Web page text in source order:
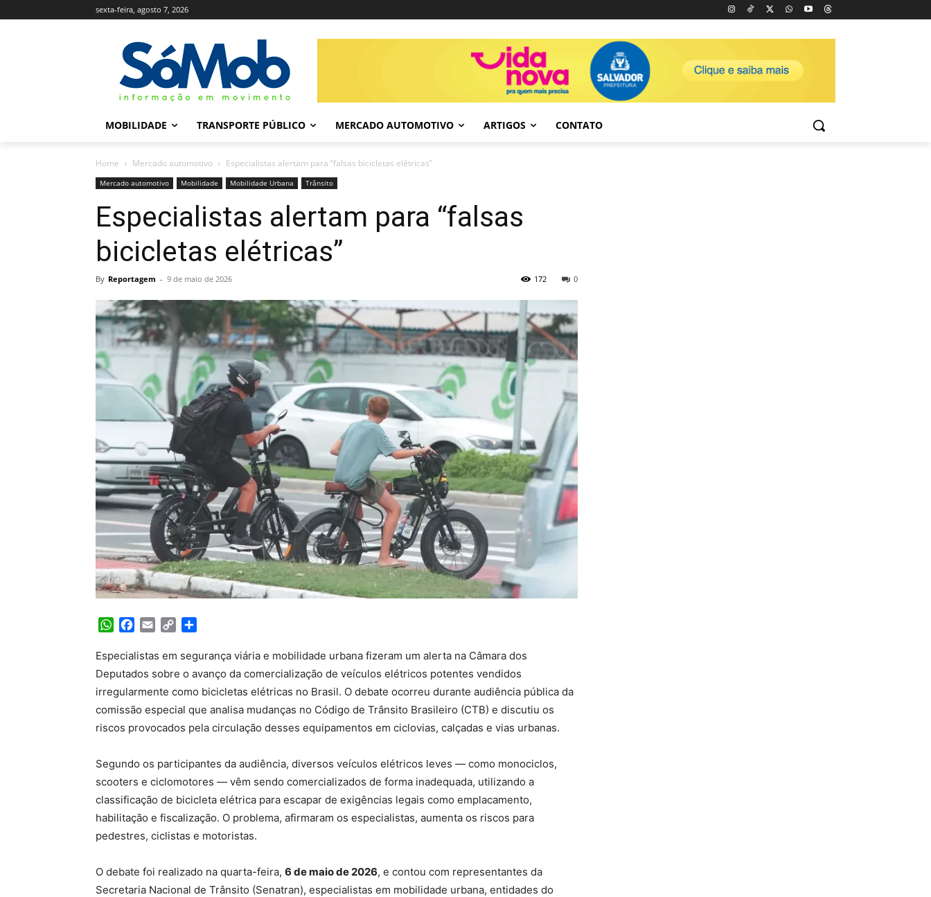
sexta-feira, agosto 7, 2026
MOBILIDADE TRANSPORTE PÚBLICO MERCADO AUTOMOTIVO ARTIGOS CONTATO
Home Mercado automotivo Especialistas alertam para “falsas bicicletas elétricas”
Mercado automotivo Mobilidade Mobilidade Urbana Trânsito
Especialistas alertam para “falsas
bicicletas elétricas”
By Reportagem - 9 de maio de 2026 0
172
WhatsApp
Facebook
Email Copy
Especialistas em segurança viária e mobilidade urbana fizeram um alerta na Câmara dos
Deputados sobre o avanço da comercialização de veículos elétricos potentes vendidos
irregularmente como bicicletas elétricas no Brasil. O debate ocorreu durante audiência pública da
comissão especial que analisa mudanças no Código de Trânsito Brasileiro (CTB) e discutiu os
riscos provocados pela circulação desses equipamentos em ciclovias, calçadas e vias urbanas.
Segundo os participantes da audiência, diversos veículos elétricos leves — como monociclos,
scooters e ciclomotores — vêm sendo comercializados de forma inadequada, utilizando a
classificação de bicicleta elétrica para escapar de exigências legais como emplacamento,
habilitação e fiscalização. O problema, afirmaram os especialistas, aumenta os riscos para
pedestres, ciclistas e motoristas.
O debate foi realizado na quarta-feira, 6 de maio de 2026, e contou com representantes da
Secretaria Nacional de Trânsito (Senatran), especialistas em mobilidade urbana, entidades do